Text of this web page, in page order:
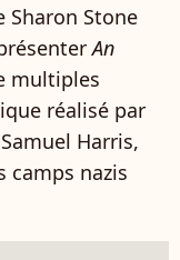
Sharon Stone
An
multiples
réalisé par
Harris,
camps nazis